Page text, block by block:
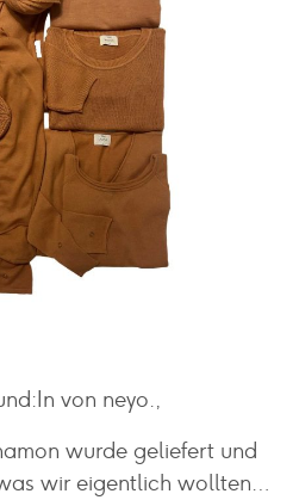
von neyo.,
wurde geliefert und
wir eigentlich wollten…